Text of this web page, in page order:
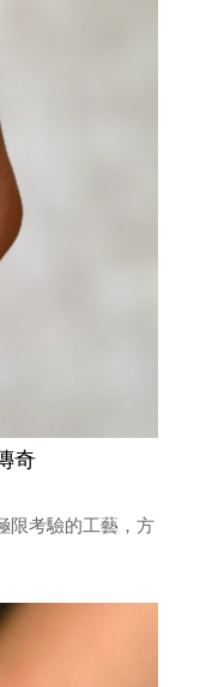
奇
限考驗的工藝，方